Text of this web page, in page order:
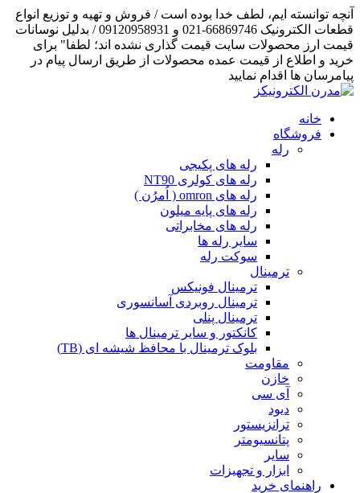
آنچه توانسته ایم، لطف خدا بوده است / فروش و تهیه و توزیع انواع
قطعات الکترونیک 66869746-021 و 09120958931 / بدلیل نوسانات
قیمت ارز محصولات سایت قیمت گذاری نشده اند؛ لطفا" برای
خرید و اطلاع از قیمت عمده محصولات از طریق ارسال پیام در
پیامرسان ها اقدام نمایید
خانه
فروشگاه
رله
رله های پکیجی
رله های کولری NT90
رله های omron ( اُمرُن )
رله های پایه میلون
رله های مخابراتی
سایر رله ها
سوکت رله
ترمینال
ترمینال فونیکس
ترمینال روبردی آسانسوری
ترمینال پنلی
کانکتور و سایر ترمینال ها
بلوک ترمینال با محافظ شیشه ای (TB)
مقاومت
خازن
آی سی
دیود
ترانزیستور
پتانسیومتر
سایر
ابزار و تجهیزات
راهنمای خرید